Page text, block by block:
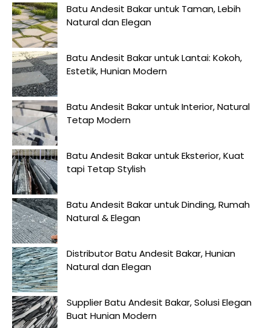
Batu Andesit Bakar untuk Taman, Lebih
Natural dan Elegan
Batu Andesit Bakar untuk Lantai: Kokoh,
Estetik, Hunian Modern
Batu Andesit Bakar untuk Interior, Natural
Tetap Modern
Batu Andesit Bakar untuk Eksterior, Kuat
tapi Tetap Stylish
Batu Andesit Bakar untuk Dinding, Rumah
Natural & Elegan
Distributor Batu Andesit Bakar, Hunian
Natural dan Elegan
Supplier Batu Andesit Bakar, Solusi Elegan
Buat Hunian Modern